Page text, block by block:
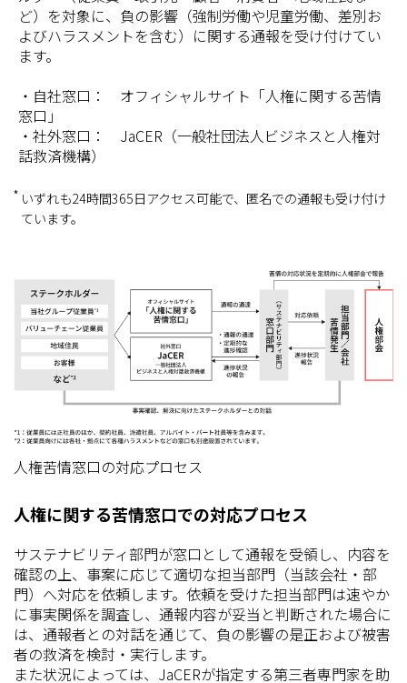
ど）を対象に、負の影響（強制労働や児童労働、差別お
よびハラスメントを含む）に関する通報を受け付けてい
ます。
・自社窓口： オフィシャルサイト「人権に関する苦情
窓口」
・社外窓口： JaCER（一般社団法人ビジネスと人権対
話救済機構）
いずれも24時間365日アクセス可能で、匿名での通報も受け付け
ています。
人権苦情窓口の対応プロセス
人権に関する苦情窓口での対応プロセス
サステナビリティ部門が窓口として通報を受領し、内容を
確認の上、事案に応じて適切な担当部門（当該会社・部
門）へ対応を依頼します。依頼を受けた担当部門は速やか
に事実関係を調査し、通報内容が妥当と判断された場合に
は、通報者との対話を通じて、負の影響の是正および被害
者の救済を検討・実行します。
また状況によっては、JaCERが指定する第三者専門家を助